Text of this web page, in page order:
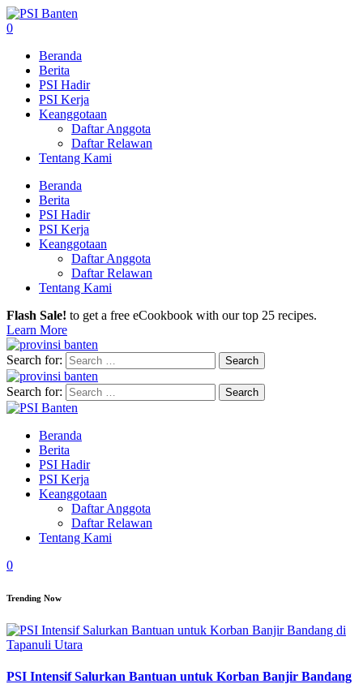
0
Beranda
Berita
PSI Hadir
PSI Kerja
Keanggotaan
Daftar Anggota
Daftar Relawan
Tentang Kami
Beranda
Berita
PSI Hadir
PSI Kerja
Keanggotaan
Daftar Anggota
Daftar Relawan
Tentang Kami
Flash Sale! to get a free eCookbook with our top 25 recipes.
Learn More
Search for:
Search for:
Beranda
Berita
PSI Hadir
PSI Kerja
Keanggotaan
Daftar Anggota
Daftar Relawan
Tentang Kami
0
Trending Now
PSI Intensif Salurkan Bantuan untuk Korban Banjir Bandang